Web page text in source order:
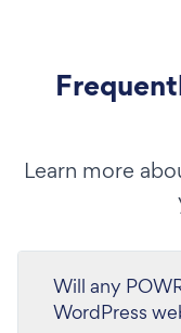
Learn more
Will any
WordPress